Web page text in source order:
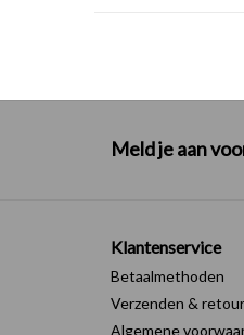
Meld je aan
Klantenservice
Betaalmethoden
Verzenden &
Algemene